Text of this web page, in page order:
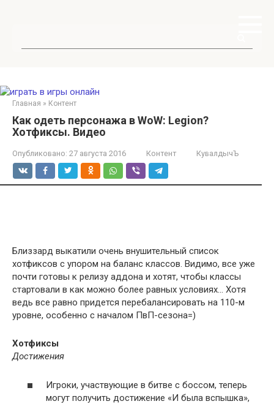
Главная » Контент
Как одеть персонажа в WoW: Legion?
Хотфиксы. Видео
Опубликовано: 27 августа 2016 Контент КувалдычЪ
Близзард выкатили очень внушительный список
хотфиксов с упором на баланс классов. Видимо, все уже
почти готовы к релизу аддона и хотят, чтобы классы
стартовали в как можно более равных условиях… Хотя
ведь все равно придется перебалансировать на 110-м
уровне, особенно с началом ПвП-сезона=)
Хотфиксы
Достижения
Игроки, участвующие в битве с боссом, теперь
могут получить достижение «И была вспышка»,